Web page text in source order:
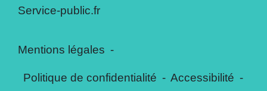
Service-public.fr
Mentions légales -
Politique de confidentialité - Accessibilité -